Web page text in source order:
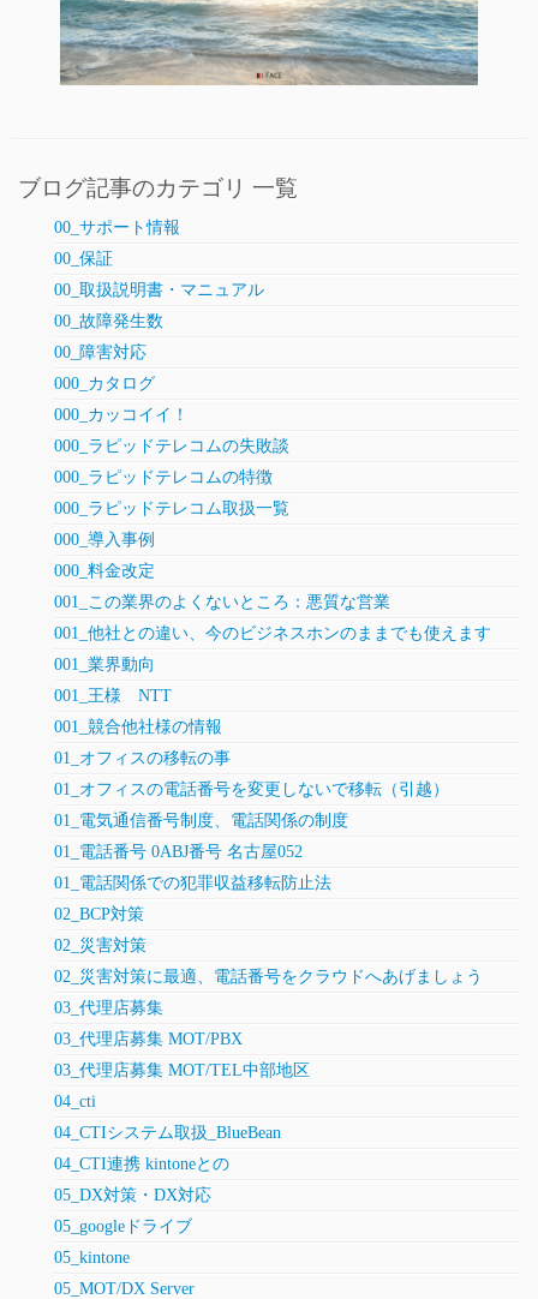
ブログ記事のカテゴリ 一覧
00_サポート情報
00_保証
00_取扱説明書・マニュアル
00_故障発生数
00_障害対応
000_カタログ
000_カッコイイ！
000_ラピッドテレコムの失敗談
000_ラピッドテレコムの特徴
000_ラピッドテレコム取扱一覧
000_導入事例
000_料金改定
001_この業界のよくないところ：悪質な営業
001_他社との違い、今のビジネスホンのままでも使えます
001_業界動向
001_王様 NTT
001_競合他社様の情報
01_オフィスの移転の事
01_オフィスの電話番号を変更しないで移転（引越）
01_電気通信番号制度、電話関係の制度
01_電話番号 0ABJ番号 名古屋052
01_電話関係での犯罪収益移転防止法
02_BCP対策
02_災害対策
02_災害対策に最適、電話番号をクラウドへあげましょう
03_代理店募集
03_代理店募集 MOT/PBX
03_代理店募集 MOT/TEL中部地区
04_cti
04_CTIシステム取扱_BlueBean
04_CTI連携 kintoneとの
05_DX対策・DX対応
05_googleドライブ
05_kintone
05_MOT/DX Server